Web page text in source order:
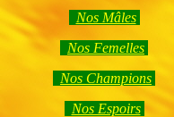
Nos Mâles
Nos Femelles
Nos Champions
Nos Espoirs